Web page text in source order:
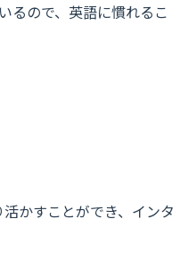
るので、英語に慣れるこ
かすことができ、インタ